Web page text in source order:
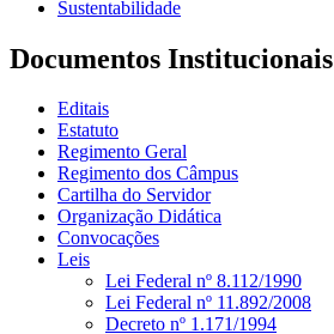
Sustentabilidade
Documentos Institucionais
Editais
Estatuto
Regimento Geral
Regimento dos Câmpus
Cartilha do Servidor
Organização Didática
Convocações
Leis
Lei Federal nº 8.112/1990
Lei Federal nº 11.892/2008
Decreto nº 1.171/1994